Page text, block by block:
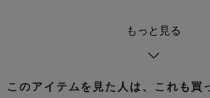
もっと見る
このアイテムを見た人は、これも買